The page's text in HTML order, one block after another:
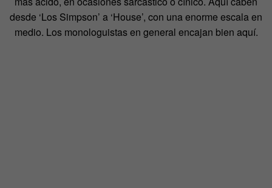
desde ‘Los Simpson’ a ‘House’, con una enorme escala en
medio. Los monologuistas en general encajan bien aquí.